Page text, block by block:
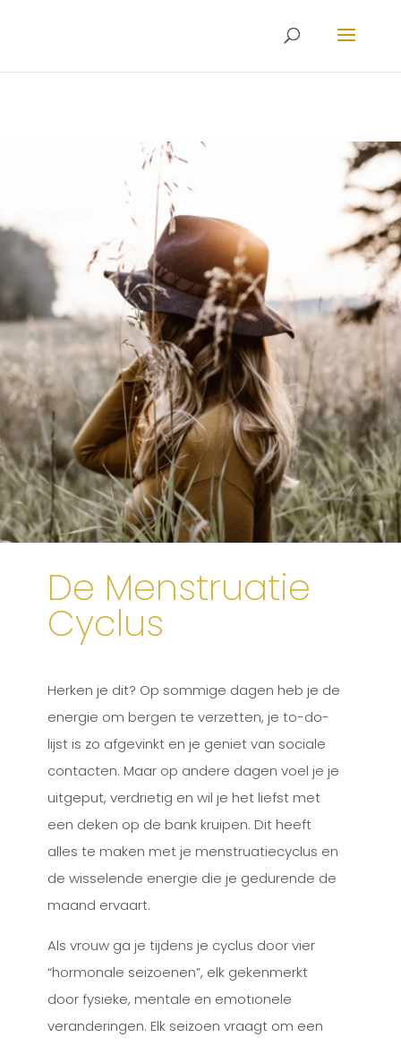
De Menstruatie
Cyclus
Herken je dit? Op sommige dagen heb je de
energie om bergen te verzetten, je to-do-
lijst is zo afgevinkt en je geniet van sociale
contacten. Maar op andere dagen voel je je
uitgeput, verdrietig en wil je het liefst met
een deken op de bank kruipen. Dit heeft
alles te maken met je menstruatiecyclus en
de wisselende energie die je gedurende de
maand ervaart.
Als vrouw ga je tijdens je cyclus door vier
“hormonale seizoenen”, elk gekenmerkt
door fysieke, mentale en emotionele
veranderingen. Elk seizoen vraagt om een